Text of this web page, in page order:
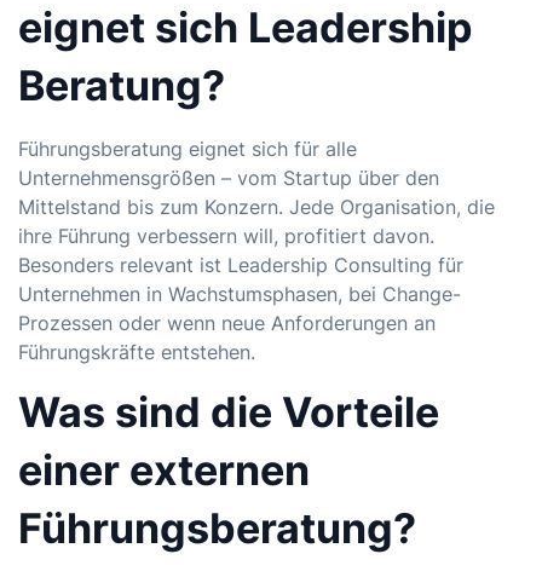
eignet sich Leadership
Beratung?
Führungsberatung eignet sich für alle
Unternehmensgrößen – vom Startup über den
Mittelstand bis zum Konzern. Jede Organisation, die
ihre Führung verbessern will, profitiert davon.
Besonders relevant ist Leadership Consulting für
Unternehmen in Wachstumsphasen, bei Change-
Prozessen oder wenn neue Anforderungen an
Führungskräfte entstehen.
Was sind die Vorteile
einer externen
Führungsberatung?